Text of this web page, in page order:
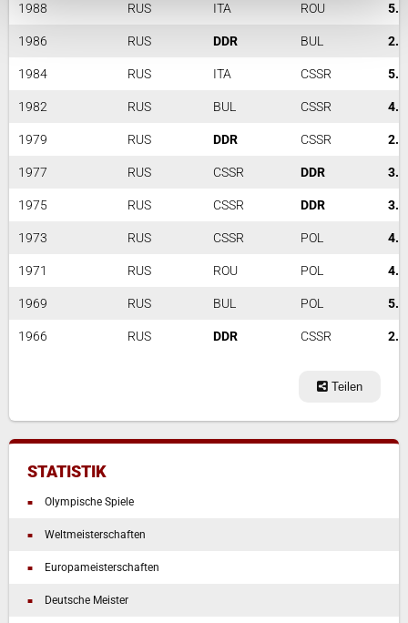
1988 RUS ITA ROU 5.
1986 RUS DDR BUL 2.
1984 RUS ITA CSSR 5.
1982 RUS BUL CSSR 4.
1979 RUS DDR CSSR 2.
1977 RUS CSSR DDR 3.
1975 RUS CSSR DDR 3.
1973 RUS CSSR POL
1971 RUS ROU POL 4.
1969 RUS BUL POL 5.
1966 RUS DDR CSSR 2.
Teilen
STATISTIK
Olympische Spiele
Weltmeisterschaften
Europameisterschaften
Deutsche Meister